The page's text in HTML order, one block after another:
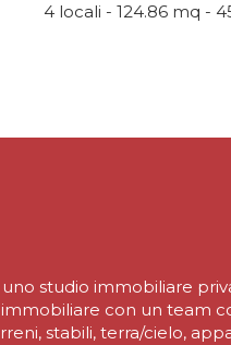
3 locali - 106.6 mq -
uno studio immobiliare
con un team
stabili, terra/cielo,